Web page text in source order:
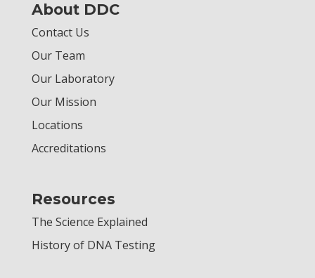
About DDC
Contact Us
Our Team
Our Laboratory
Our Mission
Locations
Accreditations
Resources
The Science Explained
History of DNA Testing